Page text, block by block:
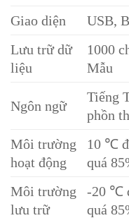
Giao diện
USB,
Lưu trữ dữ
liệu
1000
Mẫu
Ngôn ngữ
Tiếng
phồn
Môi trường
hoạt động
10 ℃
quá
Môi trường
lưu trữ
-20 ℃
quá